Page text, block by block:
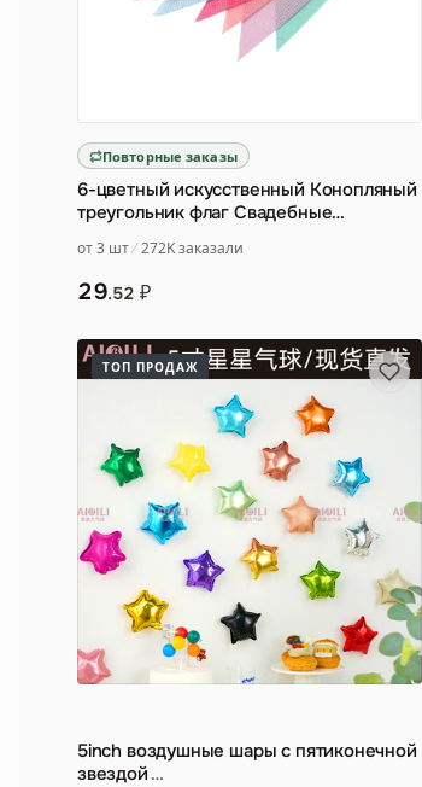
Повторные заказы
6-цветный искусственный Конопляный
треугольник флаг Свадебные
от 3 шт 272K заказали
29.52 ₽
ТОП ПРОДАЖ
5inch воздушные шары с пятиконечной
звездой …